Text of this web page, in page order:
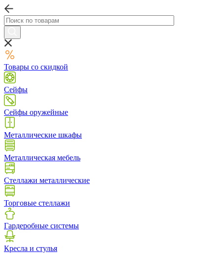
Товары со скидкой
Сейфы
Сейфы оружейные
Металлические шкафы
Металлическая мебель
Стеллажи металлические
Торговые стеллажи
Гардеробные системы
Кресла и стулья